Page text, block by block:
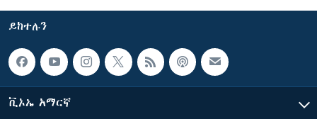
ይከተሉን
ቪኦኤ አማርኛ